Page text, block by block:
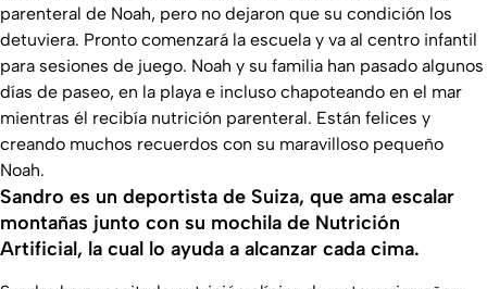
parenteral de Noah, pero no dejaron que su condición los
detuviera. Pronto comenzará la escuela y va al centro infantil
para sesiones de juego. Noah y su familia han pasado algunos
días de paseo, en la playa e incluso chapoteando en el mar
mientras él recibía nutrición parenteral. Están felices y
creando muchos recuerdos con su maravilloso pequeño
Noah.
Sandro es un deportista de Suiza, que ama escalar
montañas junto con su mochila de Nutrición
Artificial, la cual lo ayuda a alcanzar cada cima.